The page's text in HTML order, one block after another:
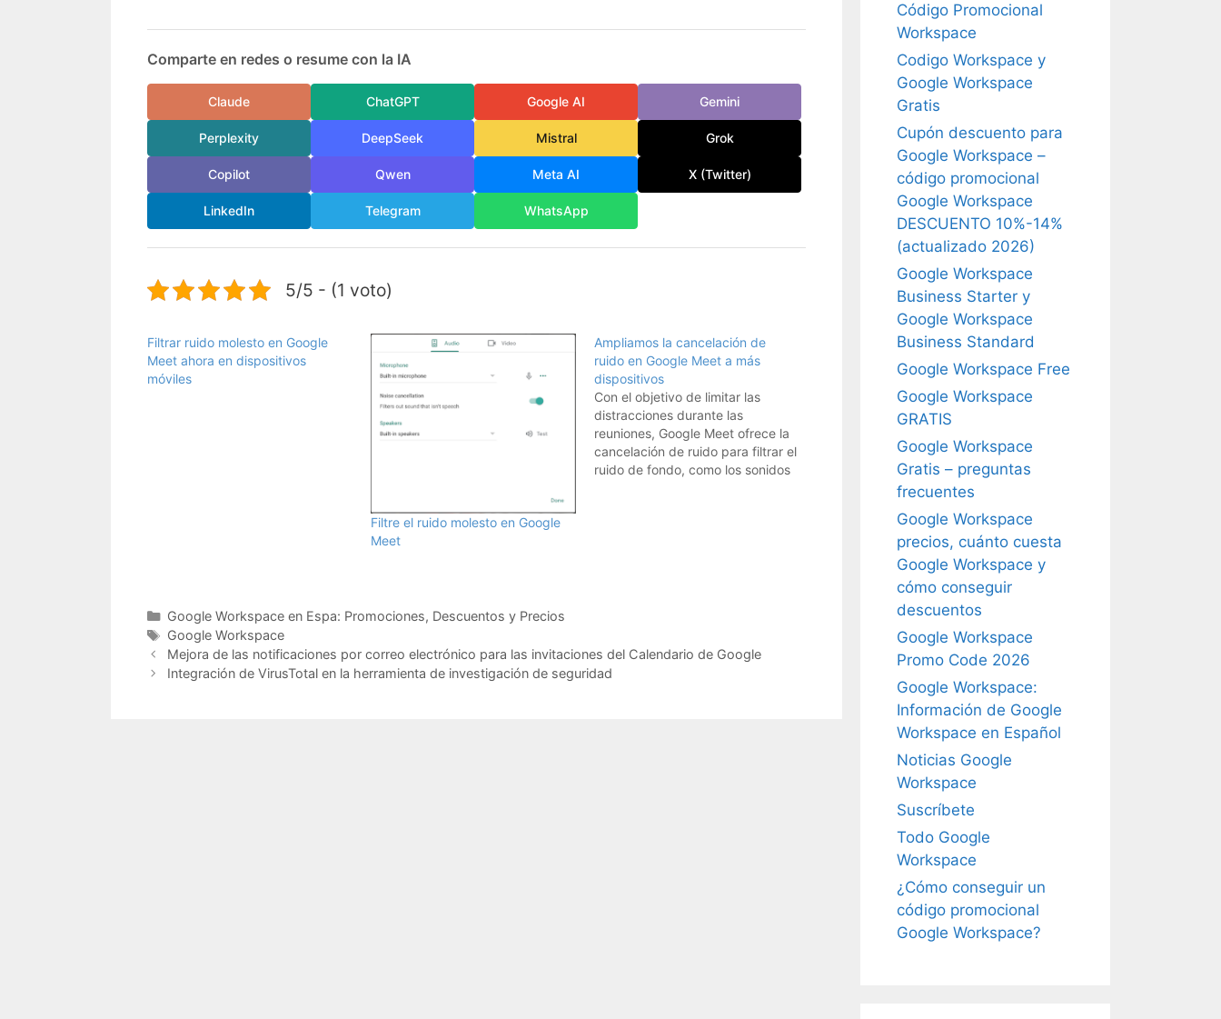
Comparte en redes o resume con la IA
Claude ChatGPT Google AI Gemini
Perplexity DeepSeek Mistral Grok
Copilot Qwen Meta AI X (Twitter)
LinkedIn Telegram WhatsApp
5/5 - (1 voto)
Filtrar ruido molesto en Google
Meet ahora en dispositivos
móviles
Filtre el ruido molesto en Google
Meet
Ampliamos la cancelación de
ruido en Google Meet a más
dispositivos
Con el objetivo de limitar las
distracciones durante las
reuniones, Google Meet ofrece la
cancelación de ruido para filtrar el
ruido de fondo, como los sonidos
Categorías
Google Workspace en Espa: Promociones, Descuentos y Precios
Etiquetas
Google Workspace
Mejora de las notificaciones por correo electrónico para las invitaciones del Calendario de Google
Integración de VirusTotal en la herramienta de investigación de seguridad
Código Promocional
Workspace
Codigo Workspace y
Google Workspace
Gratis
Cupón descuento para
Google Workspace –
código promocional
Google Workspace
DESCUENTO 10%-14%
(actualizado 2026)
Google Workspace
Business Starter y
Google Workspace
Business Standard
Google Workspace Free
Google Workspace
GRATIS
Google Workspace
Gratis – preguntas
frecuentes
Google Workspace
precios, cuánto cuesta
Google Workspace y
cómo conseguir
descuentos
Google Workspace
Promo Code 2026
Google Workspace:
Información de Google
Workspace en Español
Noticias Google
Workspace
Suscríbete
Todo Google
Workspace
¿Cómo conseguir un
código promocional
Google Workspace?